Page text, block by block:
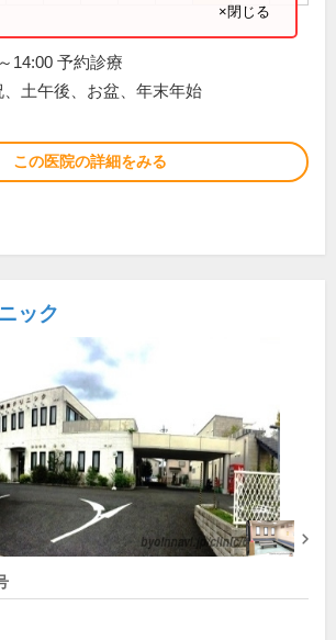
×閉じる
14:00 予約診療
、土午後、お盆、年末年始
この医院の詳細をみる
ック